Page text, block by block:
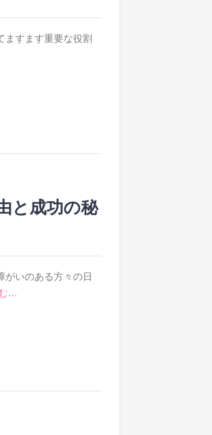
ますます重要な役割
と成功の秘
がいのある方々の日
…